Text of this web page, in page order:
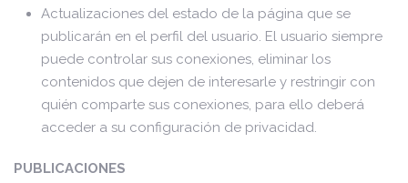
Actualizaciones del estado de la página que se
publicarán en el perfil del usuario. El usuario siempre
puede controlar sus conexiones, eliminar los
contenidos que dejen de interesarle y restringir con
quién comparte sus conexiones, para ello deberá
acceder a su configuración de privacidad.
PUBLICACIONES